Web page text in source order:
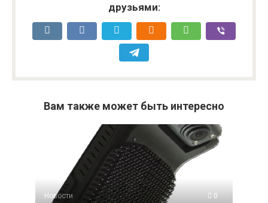
друзьями:
Вам также может быть интересно
Новости 0